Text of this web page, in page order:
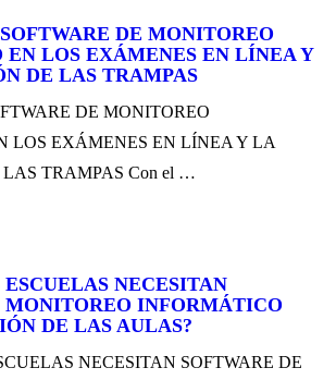
DE MONITOREO
LOS EXÁMENES EN LÍNEA Y
DE LAS TRAMPAS
DE MONITOREO
LOS EXÁMENES EN LÍNEA Y LA
TRAMPAS Con el …
ESCUELAS NECESITAN
MONITOREO INFORMÁTICO
DE LAS AULAS?
NECESITAN SOFTWARE DE